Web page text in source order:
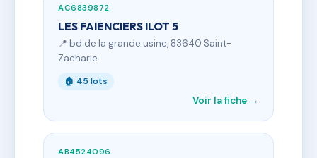
AC6839872
LES FAIENCIERS ILOT 5
📍 bd de la grande usine, 83640 Saint-
Zacharie
🏠 45 lots
Voir la fiche →
AB4524096